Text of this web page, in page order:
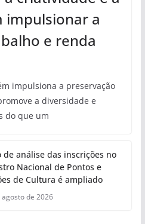
impulsionar a
e renda
impulsiona a preservação
a diversidade e
do que um
de análise das inscrições no
Nacional de Pontos e
de Cultura é ampliado
agosto de 2026